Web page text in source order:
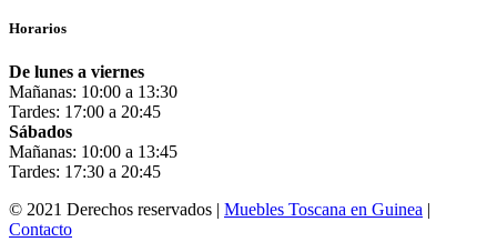
Horarios
De lunes a viernes
Mañanas: 10:00 a 13:30
Tardes: 17:00 a 20:45
Sábados
Mañanas: 10:00 a 13:45
Tardes: 17:30 a 20:45
© 2021 Derechos reservados | Muebles Toscana en Guinea |
Contacto